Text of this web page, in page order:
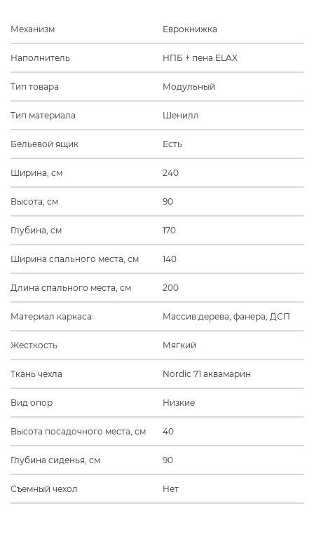
Механизм Еврокнижка
Наполнитель НПБ + пена ELAX
Тип товара Модульный
Тип материала Шенилл
Бельевой ящик Есть
Ширина, см 240
Высота, см 90
Глубина, см 170
Ширина спального места, см 140
Длина спального места, см 200
Материал каркаса Массив дерева, фанера, ДСП
Жесткость Мягкий
Ткань чехла Nordic 71 аквамарин
Вид опор Низкие
Высота посадочного места, см 40
Глубина сиденья, см 90
Съемный чехол Нет